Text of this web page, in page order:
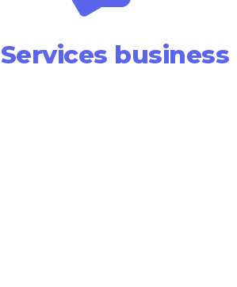
Services business